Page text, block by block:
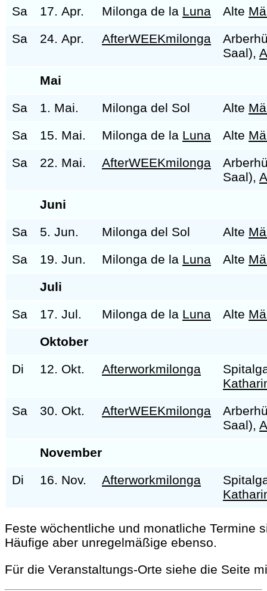
Sa 17. Apr. Milonga de la Luna Alte
Sa
24. Apr. AfterWEEKmilonga
Saal),
Mai
Sa
1. Mai. Milonga del Sol Alte
Sa
15. Mai. Milonga de la Luna Alte
Sa
22. Mai. AfterWEEKmilonga
Saal),
Juni
Sa
5. Jun. Milonga del Sol Alte
Sa
19. Jun. Milonga de la Luna Alte
Juli
Sa
17. Jul. Milonga de la Luna Alte
Oktober
Di
12. Okt. Afterworkmilonga
Sa
30. Okt. AfterWEEKmilonga
Saal),
November
Di
16. Nov. Afterworkmilonga
Feste wöchentliche und monatliche Termine
Häufige aber unregelmäßige ebenso.
Für die Veranstaltungs-Orte siehe die Seite